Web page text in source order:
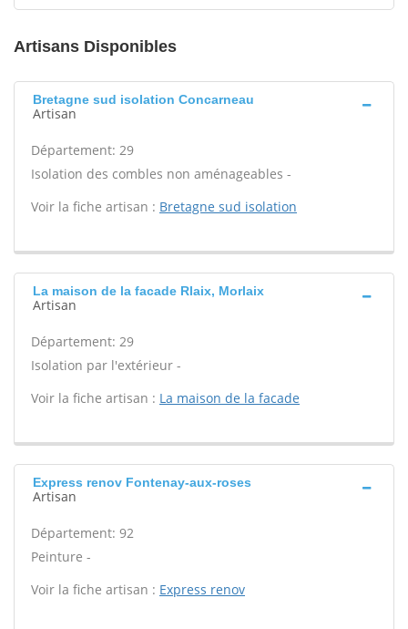
Artisans Disponibles
Bretagne sud isolation Concarneau
Artisan
Département: 29
Isolation des combles non aménageables -
Voir la fiche artisan : Bretagne sud isolation
La maison de la facade Rlaix, Morlaix
Artisan
Département: 29
Isolation par l'extérieur -
Voir la fiche artisan : La maison de la facade
Express renov Fontenay-aux-roses
Artisan
Département: 92
Peinture -
Voir la fiche artisan : Express renov